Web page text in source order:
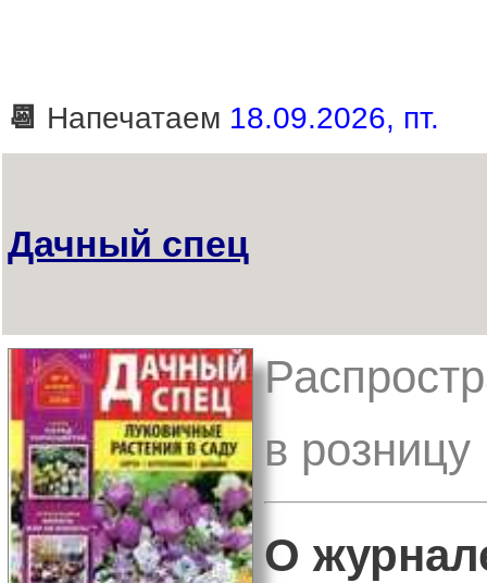
📆 Напечатаем 18.09.2026, пт.
Дачный спец
в
О